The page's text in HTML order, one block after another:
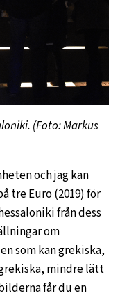
(Foto: Markus
och jag kan
tre Euro (2019) för
från dess
om
som kan grekiska,
mindre lätt
får du en